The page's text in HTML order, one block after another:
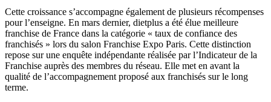
Cette croissance s’accompagne également de plusieurs récompenses
pour l’enseigne. En mars dernier, dietplus a été élue meilleure
franchise de France dans la catégorie « taux de confiance des
franchisés » lors du salon Franchise Expo Paris. Cette distinction
repose sur une enquête indépendante réalisée par l’Indicateur de la
Franchise auprès des membres du réseau. Elle met en avant la
qualité de l’accompagnement proposé aux franchisés sur le long
terme.